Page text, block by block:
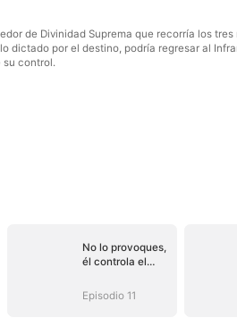
de Divinidad Suprema que recorría los
por el destino, podría regresar al
su control.
No lo provoques,
él controla el
Episodio 11